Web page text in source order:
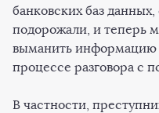
банковских баз
подорожали, и теперь
выманить информацию
процессе разговора с
В частности,